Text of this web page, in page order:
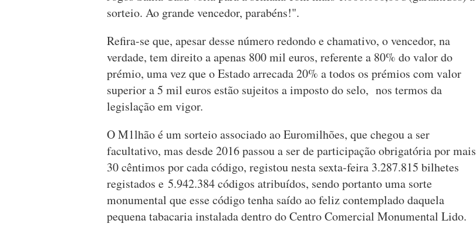
sorteio. Ao grande vencedor, parabéns!".
Refira-se que, apesar desse número redondo e chamativo, o vencedor, na
verdade, tem direito a apenas 800 mil euros, referente a 80% do valor do
prémio, uma vez que o Estado arrecada 20% a todos os prémios com valor
superior a 5 mil euros estão sujeitos a imposto do selo, nos termos da
legislação em vigor.
O M1lhão é um sorteio associado ao Euromilhões, que chegou a ser
facultativo, mas desde 2016 passou a ser de participação obrigatória por mais
30 cêntimos por cada código, registou nesta sexta-feira 3.287.815 bilhetes
registados e 5.942.384 códigos atribuídos, sendo portanto uma sorte
monumental que esse código tenha saído ao feliz contemplado daquela
pequena tabacaria instalada dentro do Centro Comercial Monumental Lido.